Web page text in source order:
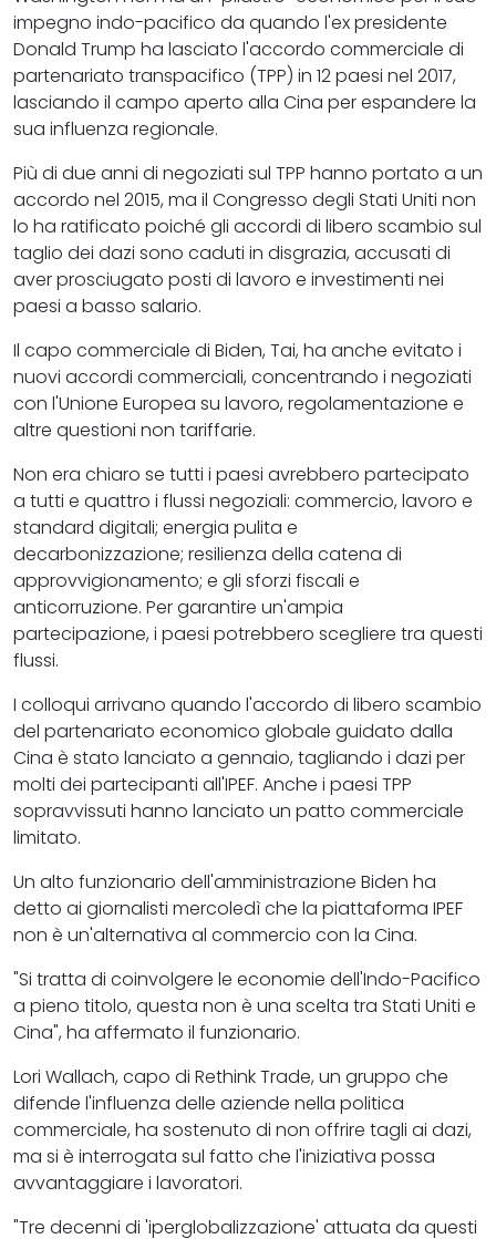
impegno indo-pacifico da quando l'ex presidente
Donald Trump ha lasciato l'accordo commerciale di
partenariato transpacifico (TPP) in 12 paesi nel 2017,
lasciando il campo aperto alla Cina per espandere la
sua influenza regionale.
Più di due anni di negoziati sul TPP hanno portato a un
accordo nel 2015, ma il Congresso degli Stati Uniti non
lo ha ratificato poiché gli accordi di libero scambio sul
taglio dei dazi sono caduti in disgrazia, accusati di
aver prosciugato posti di lavoro e investimenti nei
paesi a basso salario.
Il capo commerciale di Biden, Tai, ha anche evitato i
nuovi accordi commerciali, concentrando i negoziati
con l'Unione Europea su lavoro, regolamentazione e
altre questioni non tariffarie.
Non era chiaro se tutti i paesi avrebbero partecipato
a tutti e quattro i flussi negoziali: commercio, lavoro e
standard digitali; energia pulita e
decarbonizzazione; resilienza della catena di
approvvigionamento; e gli sforzi fiscali e
anticorruzione. Per garantire un'ampia
partecipazione, i paesi potrebbero scegliere tra questi
flussi.
I colloqui arrivano quando l'accordo di libero scambio
del partenariato economico globale guidato dalla
Cina è stato lanciato a gennaio, tagliando i dazi per
molti dei partecipanti all'IPEF. Anche i paesi TPP
sopravvissuti hanno lanciato un patto commerciale
limitato.
Un alto funzionario dell'amministrazione Biden ha
detto ai giornalisti mercoledì che la piattaforma IPEF
non è un'alternativa al commercio con la Cina.
"Si tratta di coinvolgere le economie dell'Indo-Pacifico
a pieno titolo, questa non è una scelta tra Stati Uniti e
Cina", ha affermato il funzionario.
Lori Wallach, capo di Rethink Trade, un gruppo che
difende l'influenza delle aziende nella politica
commerciale, ha sostenuto di non offrire tagli ai dazi,
ma si è interrogata sul fatto che l'iniziativa possa
avvantaggiare i lavoratori.
"Tre decenni di 'iperglobalizzazione' attuata da questi